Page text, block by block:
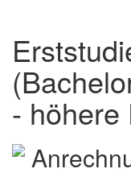
- höhere